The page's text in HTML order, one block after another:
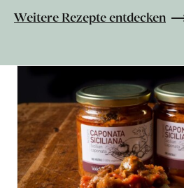
Weitere Rezepte entdecken